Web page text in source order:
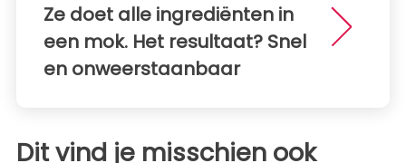
Ze doet alle ingrediënten in
een mok. Het resultaat? Snel
en onweerstaanbaar
Dit vind je misschien ook